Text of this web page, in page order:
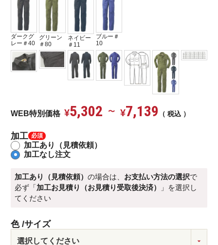
ダークグ
レー＃40
グリーン
＃80
ネイビー
＃11
ブルー＃
10
WEB特別価格 ¥5,302 〜 ¥7,139 税込
加工
加工あり（見積依頼）
加工なし注文
加工あり（見積依頼） の場合は、 お支払い方法の選択で
必ず「加工お見積り（お見積り受取後決済）
」を選択し
てください
色 サイズ